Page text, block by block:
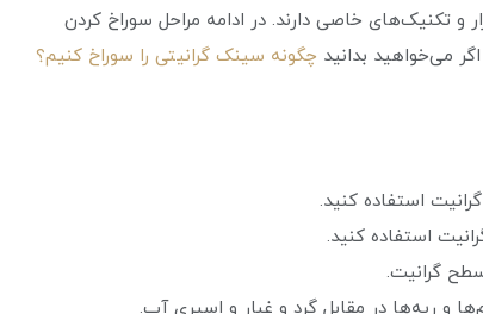
و تکنیک‌های خاصی دارند. در ادامه مراحل سوراخ کردن
می‌خواهید بدانید چگونه سینک گرانیتی را سوراخ کنیم؟
استفاده کنید.
استفاده کنید.
گرانیت.
و ریه‌ها در مقابل گرد و غبار و اسپری آب.